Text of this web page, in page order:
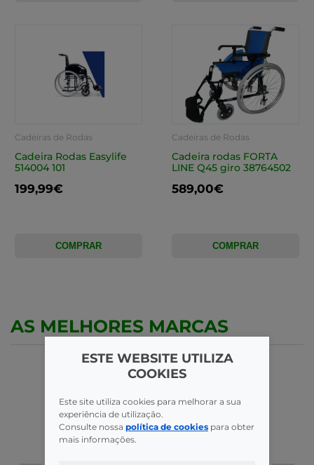
Cadeiras de Rodas
Cadeira Rodas Easylife
514004 101
199,99€
COMPRAR
Cadeiras de Rodas
Cadeira rodas FORTA
LINE Q45 giro 38764502
589,00€
COMPRAR
AS MELHORES MARCAS
ESTE WEBSITE UTILIZA
COOKIES
Este site utiliza cookies para melhorar a sua
experiência de utilização.
Consulte nossa política de cookies para obter
mais informações.